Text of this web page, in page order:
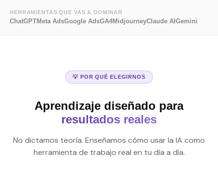
HERRAMIENTAS QUE VAS A DOMINAR
ChatGPTMeta AdsGoogle AdsGA4MidjourneyClaude AI Gemini
💡 POR QUÉ ELEGIRNOS
Aprendizaje diseñado para
resultados reales
No dictamos teoría. Enseñamos cómo usar la IA como
herramienta de trabajo real en tu día a día.